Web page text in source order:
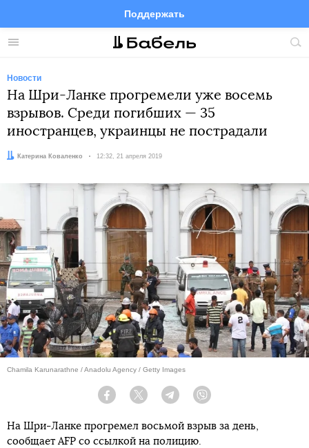
Меню
Поддержать
FacebookTelegramTwitter
Новости
На Шри-Ланке прогремели уже восемь
взрывов. Среди погибших — 35
иностранцев, украинцы не пострадали
Автор:Катерина Коваленко Дата:
12:32, 21 апреля 2019
Chamila Karunarathne / Anadolu Agency / Getty Images
Facebook Twitter Telegram
На Шри-Ланке прогремел восьмой взрыв за день,
сообщает AFP со ссылкой на полицию.